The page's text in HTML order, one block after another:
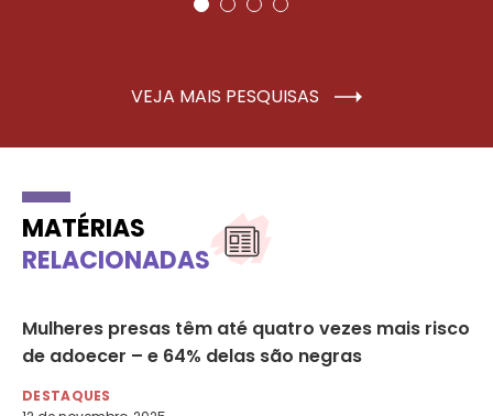
VEJA MAIS PESQUISAS
MATÉRIAS
RELACIONADAS
Mulheres presas têm até quatro vezes mais risco
de adoecer – e 64% delas são negras
DESTAQUES